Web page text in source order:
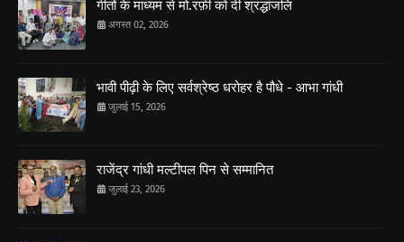
गीतों के माध्यम से मो.रफ़ी को दी श्रद्धांजलि
अगस्त 02, 2026
भावी पीढ़ी के लिए सर्वश्रेष्ठ धरोहर है पौधे - आभा गांधी
जुलाई 15, 2026
राजेंद्र गांधी मल्टीपल पिन से सम्मानित
जुलाई 23, 2026